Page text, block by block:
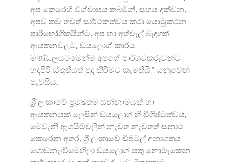
අප කෙරෙහි විශ්වාසය තබමින්, සහය දක්වන,
අපව තව තවත් සාර්ථකත්වය කරා යොමුකරන
පාරිභෝගිකයින්ට, අප හා අත්වැල් බැඳගත්
ආයතනවලට, ඩයලොග් කාර්ය
මණ්ඩලයටමෙන්ම අපගේ පාර්ශවකරුවන්ට
හදපිරි ස්තුතියත් පුද කිරීමට කැමතියි.” යනුවෙන්
පැවසීය.
ශ්‍රී ලංකාවේ ප්‍රමුඛතම සන්නාමයක් හා
ආයතනයක් ලෙසින් ඩයලොග් හි විශිෂ්ටත්වය,
මෙවැනි ඇගයීම්වලින් නැවත නැවතත් සනාථ
කෙරෙන අතර, ශ්‍රී ලංකාවේ ඩිජිටල් අනාගතය
ගොඩනැංවීමෙහිලා ඩයලොග් සතු නොමැකෙන